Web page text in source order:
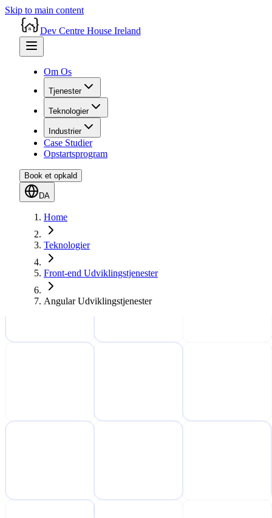
Skip to main content
Dev Centre House Ireland
Om Os
Tjenester
Teknologier
Industrier
Case Studier
Opstartsprogram
Book et opkald
DA
Home
Teknologier
Front-end Udviklingstjenester
Angular Udviklingstjenester